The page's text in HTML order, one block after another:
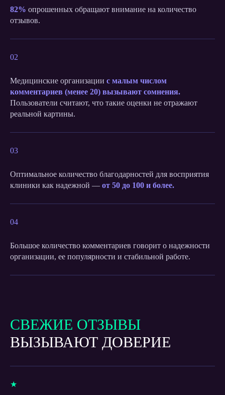
82% опрошенных обращают внимание на количество
отзывов.
02
Медицинские организации с малым числом
комментариев (менее 20) вызывают сомнения.
Пользователи считают, что такие оценки не отражают
реальной картины.
03
Оптимальное количество благодарностей для восприятия
клиники как надежной — от 50 до 100 и более.
04
Большое количество комментариев говорит о надежности
организации, ее популярности и стабильной работе.
СВЕЖИЕ ОТЗЫВЫ
ВЫЗЫВАЮТ ДОВЕРИЕ
★
СИСТЕМУ
ЭФФЕКТИВНУЮ
ВЫСТРОИТЕ